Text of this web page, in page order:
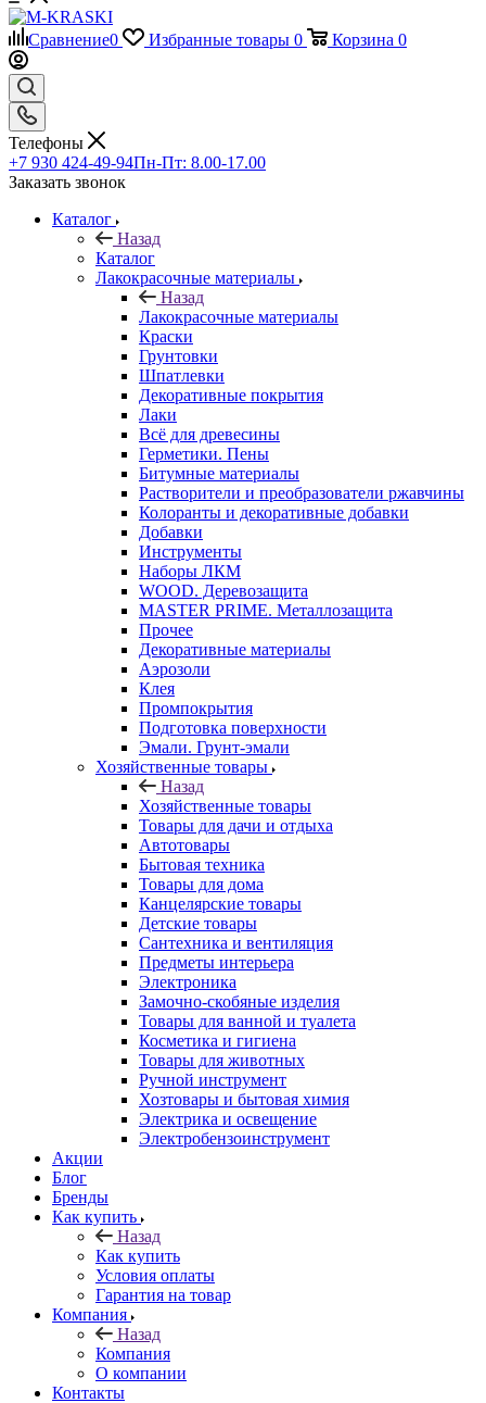
Сравнение0 Избранные товары 0 Корзина 0
Телефоны
+7 930 424-49-94Пн-Пт: 8.00-17.00
Заказать звонок
Каталог
Назад
Каталог
Лакокрасочные материалы
Назад
Лакокрасочные материалы
Краски
Грунтовки
Шпатлевки
Декоративные покрытия
Лаки
Всё для древесины
Герметики. Пены
Битумные материалы
Растворители и преобразователи ржавчины
Колоранты и декоративные добавки
Добавки
Инструменты
Наборы ЛКМ
WOOD. Деревозащита
MASTER PRIME. Металлозащита
Прочее
Декоративные материалы
Аэрозоли
Клея
Промпокрытия
Подготовка поверхности
Эмали. Грунт-эмали
Хозяйственные товары
Назад
Хозяйственные товары
Товары для дачи и отдыха
Автотовары
Бытовая техника
Товары для дома
Канцелярские товары
Детские товары
Сантехника и вентиляция
Предметы интерьера
Электроника
Замочно-скобяные изделия
Товары для ванной и туалета
Косметика и гигиена
Товары для животных
Ручной инструмент
Хозтовары и бытовая химия
Электрика и освещение
Электробензоинструмент
Акции
Блог
Бренды
Как купить
Назад
Как купить
Условия оплаты
Гарантия на товар
Компания
Назад
Компания
О компании
Контакты